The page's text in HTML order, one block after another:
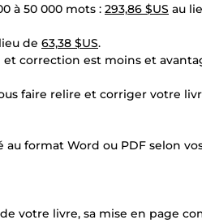
à 50 000 mots : 293,86 $US au
de 63,38 $US.
correction est moins et
faire relire et corriger votre
format Word ou PDF selon
votre livre, sa mise en page